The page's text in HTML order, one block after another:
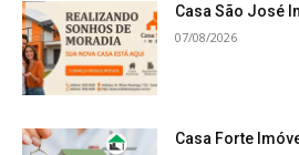
Casa São José
07/08/2026
Casa Forte